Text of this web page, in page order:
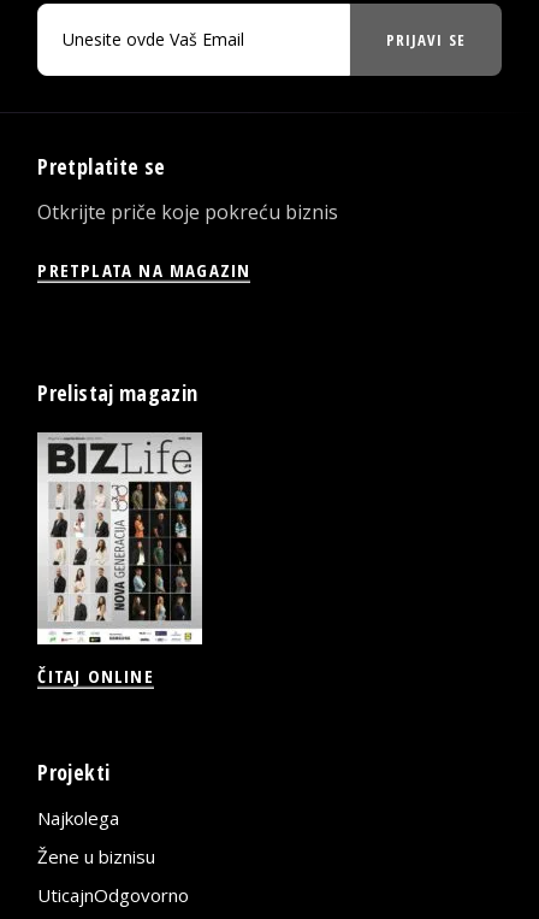
PRIJAVI SE
Pretplatite se
Otkrijte priče koje pokreću biznis
PRETPLATA NA MAGAZIN
Prelistaj magazin
ČITAJ ONLINE
Projekti
Najkolega
Žene u biznisu
UticajnOdgovorno